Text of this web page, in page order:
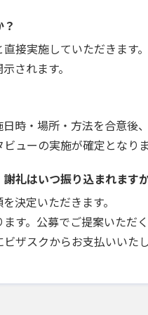
接実施していただきます。
されます。
時・場所・方法を合意後、
ューの実施が確定となりま
礼はいつ振り込まれます
決定いただきます。
す。公募でご提案いただ
ザスクからお支払いいたし